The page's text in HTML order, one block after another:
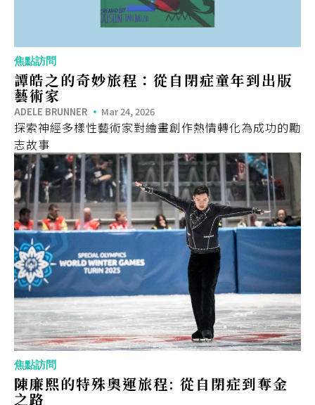
焦點訪問
譚皓之的奇妙旅程：從自閉症童年到出版
藝術家
ADELE BRUNNER Mar 24, 2026
探索神經多樣性藝術家對繪畫創作熱情轉化為成功的勵
志故事
焦點訪問
陳廉熙的特殊奧運旅程: 從自閉症到奪金
之路